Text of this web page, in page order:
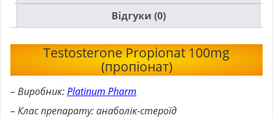
Відгуки (0)
Testosterone Propionat 100mg
(пропіонат)
– Виробник:Platinum Pharm
–Клас препарату: анаболік-стероїд